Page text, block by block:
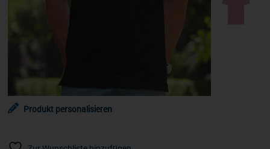
Produkt personalisieren